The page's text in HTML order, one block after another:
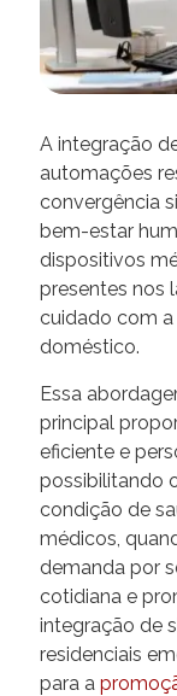
A integração
automações
convergência
bem-estar
dispositivos
presentes nos
cuidado com
doméstico.
Essa
principal
eficiente e
possibilitando
condição de
médicos,
demanda por
cotidiana e
integração de
residenciais
para a